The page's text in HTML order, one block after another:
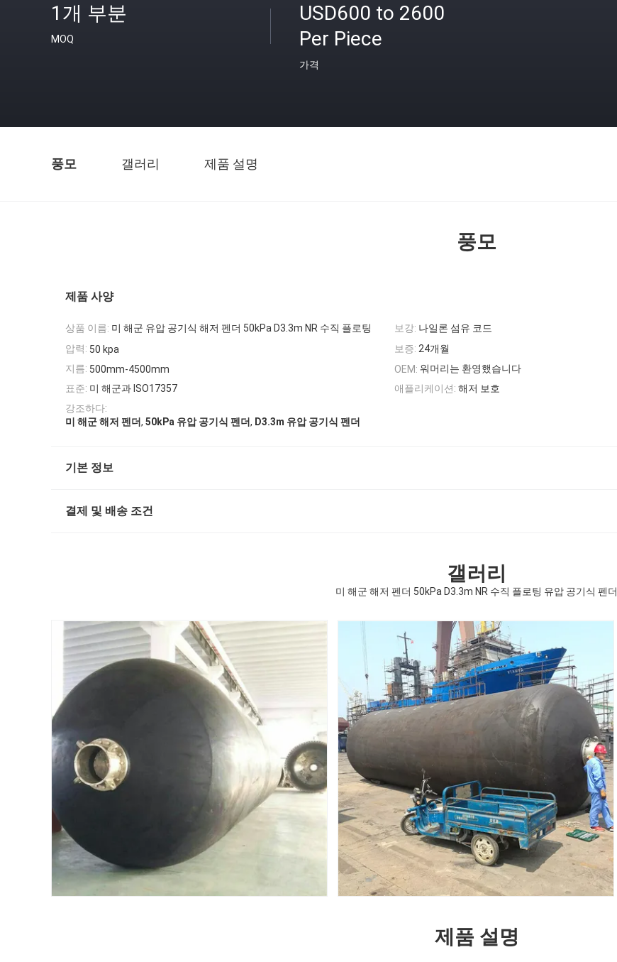
1개 부분
MOQ
USD600 to 2600
Per Piece
가격
풍모 갤러리 제품 설명
풍모
제품 사양
상품 이름: 미 해군 유압 공기식 해저 펜더 50kPa D3.3m NR 수직 플로팅 보강: 나일론 섬유 코드
압력: 50 kpa 보증: 24개월
지름: 500mm-4500mm OEM: 워머리는 환영했습니다
표준: 미 해군과 ISO17357 애플리케이션: 해저 보호
강조하다:
미 해군 해저 펜더, 50kPa 유압 공기식 펜더, D3.3m 유압 공기식 펜더
기본 정보
결제 및 배송 조건
갤러리
미 해군 해저 펜더 50kPa D3.3m NR 수직 플로팅 유압 공기식 펜더
제품 설명